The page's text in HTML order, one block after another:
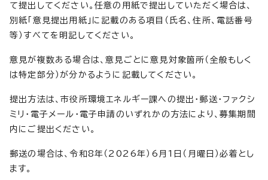
て提出してください。任意の用紙で提出していただく場合は、
別紙「意見提出用紙」に記載のある項目（氏名、住所、電話番号
等）すべてを明記してください。
意見が複数ある場合は、意見ごとに意見対象箇所（全般もしく
は特定部分）が分かるように記載してください。
提出方法は、市役所環境エネルギー課への提出・郵送・ファクシ
ミリ・電子メール・電子申請のいずれかの方法により、募集期間
内にご提出ください。
郵送の場合は、令和8年（2026年）6月1日（月曜日）必着とし
ます。